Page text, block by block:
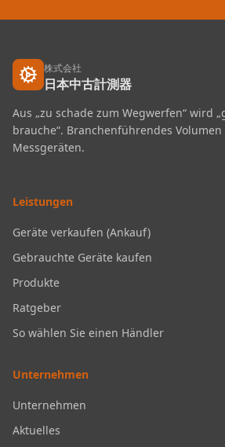
株式会社
日本中古計測器
Aus „zu schade zum Wegwerfen“ wird
brauche“. Branchenführendes
Messgeräten.
Leistungen
Geräte verkaufen (Ankauf)
Gebrauchte Geräte kaufen
Produkte
Ratgeber
So wählen Sie einen Händler
Unternehmen
Unternehmen
Aktuelles